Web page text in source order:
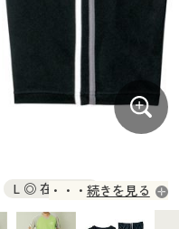
L ◎ 在庫あり
5L ◎ 在庫あり
続きを見る